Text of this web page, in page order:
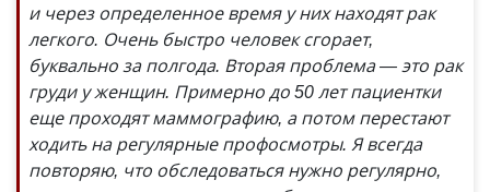
и через определенное время у них находят рак
легкого. Очень быстро человек сгорает,
буквально за полгода. Вторая проблема — это рак
груди у женщин. Примерно до 50 лет пациентки
еще проходят маммографию, а потом перестают
ходить на регулярные профосмотры. Я всегда
повторяю, что обследоваться нужно регулярно,